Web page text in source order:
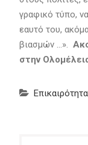
γραφικό τύπο,
εαυτό του,
βιασμών …».
στην
Επικαιρότητα